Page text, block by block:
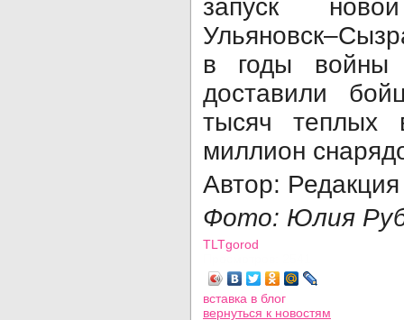
запуск
в годы войны
доставили
тысяч теплых
миллион
Автор:
Фото: Юлия
TLTgorod
вставка в блог
вернуться к новостям